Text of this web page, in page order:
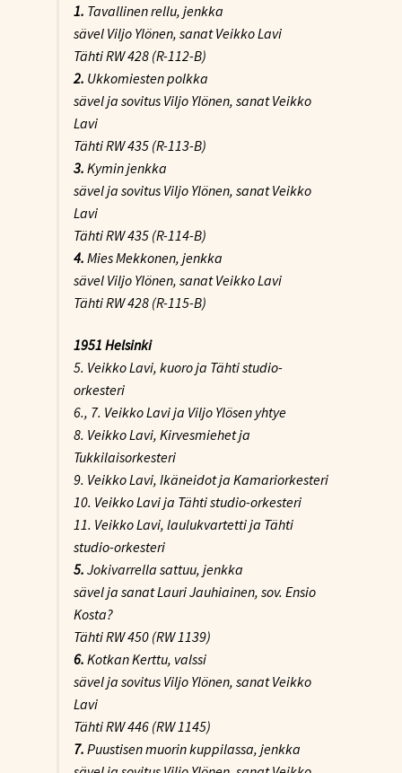
1. Tavallinen rellu, jenkka
sävel Viljo Ylönen, sanat Veikko Lavi
Tähti RW 428 (R-112-B)
2. Ukkomiesten polkka
sävel ja sovitus Viljo Ylönen, sanat Veikko
Lavi
Tähti RW 435 (R-113-B)
3. Kymin jenkka
sävel ja sovitus Viljo Ylönen, sanat Veikko
Lavi
Tähti RW 435 (R-114-B)
4. Mies Mekkonen, jenkka
sävel Viljo Ylönen, sanat Veikko Lavi
Tähti RW 428 (R-115-B)
1951 Helsinki
5. Veikko Lavi, kuoro ja Tähti studio-
orkesteri
6., 7. Veikko Lavi ja Viljo Ylösen yhtye
8. Veikko Lavi, Kirvesmiehet ja
Tukkilaisorkesteri
9. Veikko Lavi, Ikäneidot ja Kamariorkesteri
10. Veikko Lavi ja Tähti studio-orkesteri
11. Veikko Lavi, laulukvartetti ja Tähti
studio-orkesteri
5. Jokivarrella sattuu, jenkka
sävel ja sanat Lauri Jauhiainen, sov. Ensio
Kosta?
Tähti RW 450 (RW 1139)
6. Kotkan Kerttu, valssi
sävel ja sovitus Viljo Ylönen, sanat Veikko
Lavi
Tähti RW 446 (RW 1145)
7. Puustisen muorin kuppilassa, jenkka